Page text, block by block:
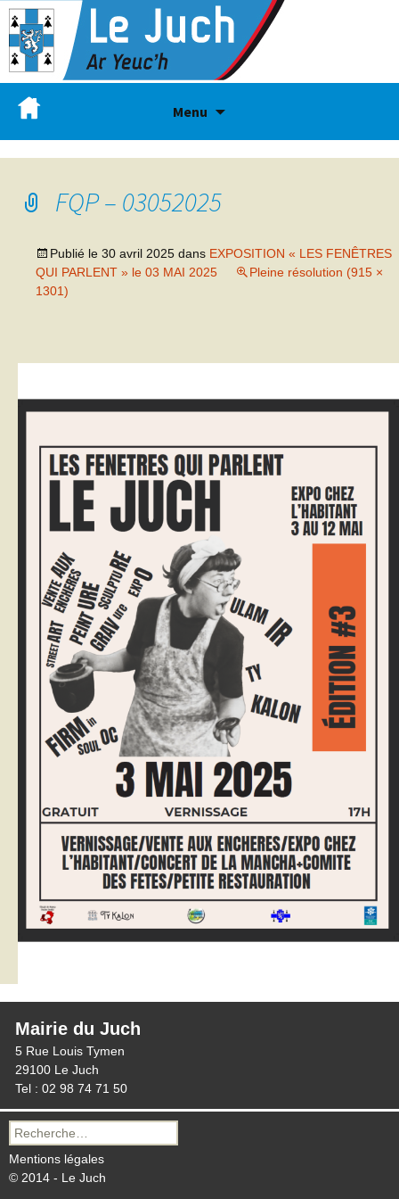
Menu
FQP – 03052025
Publié le 30 avril 2025 dans EXPOSITION « LES FENÊTRES
QUI PARLENT » le 03 MAI 2025
Pleine résolution (915 ×
1301)
Mairie du Juch
5 Rue Louis Tymen
29100 Le Juch
Tel : 02 98 74 71 50
Recherche
pour :
Mentions légales
© 2014 - Le Juch